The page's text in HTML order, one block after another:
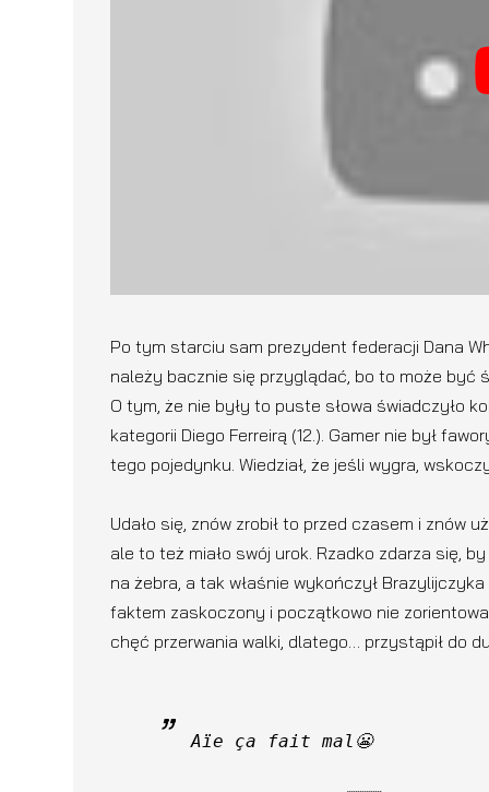
Po tym starciu sam prezydent federacji Dana
należy bacznie się przyglądać, bo to może być
O tym, że nie były to puste słowa świadczyło
kategorii Diego Ferreirą (12.). Gamer nie był
tego pojedynku. Wiedział, że jeśli wygra,
Udało się, znów zrobił to przed czasem i znów
ale to też miało swój urok. Rzadko zdarza się,
na żebra, a tak właśnie wykończył
faktem zaskoczony i początkowo nie
chęć przerwania walki, dlatego… przystąpił do
Aïe ça fait mal😬